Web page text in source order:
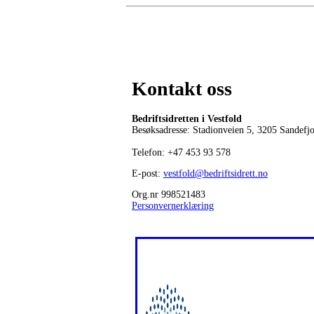
Kontakt oss
Bedriftsidretten i Vestfold
Besøksadresse: Stadionveien 5, 3205
Telefon: +47 453 93 578
E-post: vestfold@bedriftsidrett.no
Org.nr 998521483
Personvernerklæring